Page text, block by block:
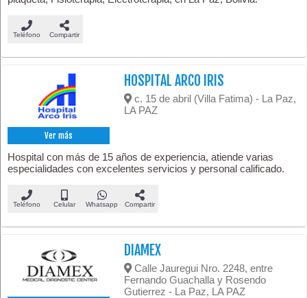
Teléfono Compartir
Ver más
HOSPITAL ARCO IRIS
c. 15 de abril (Villa Fatima) - La Paz,
LA PAZ
Hospital con más de 15 años de experiencia, atiende varias
especialidades con excelentes servicios y personal calificado.
Teléfono Celular Whatsapp Compartir
DIAMEX
Calle Jauregui Nro. 2248, entre
Fernando Guachalla y Rosendo
Gutierrez - La Paz, LA PAZ